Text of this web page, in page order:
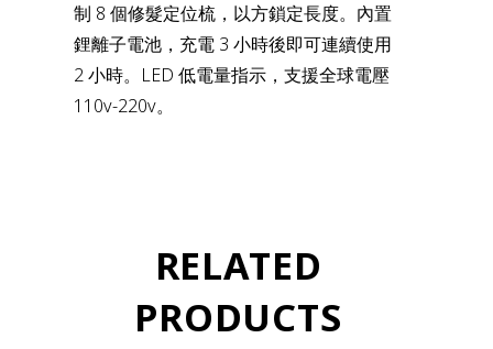
制 8 個修髮定位梳，以方鎖定長度。內置
鋰離子電池，充電 3 小時後即可連續使用
2 小時。LED 低電量指示，支援全球電壓
110v-220v。
RELATED
PRODUCTS